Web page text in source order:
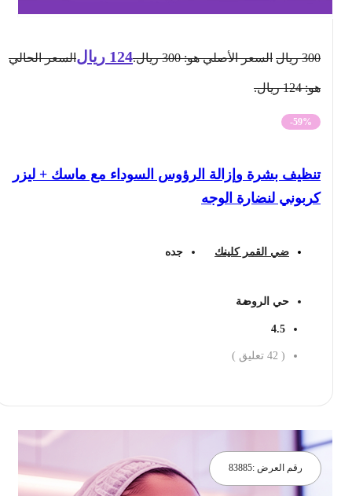
ريال السعر الأصلي هو: 300 ريال. 124 ريال السعر الحالي
-59%
تنظيف بشرة وإزالة الرؤوس السوداء مع ماسك + ليزر
كربوني لنضارة الوجه
ضي القمر كلينك جده
حي الروضة
4.5
42 تعليق )
رقم العرض :83885